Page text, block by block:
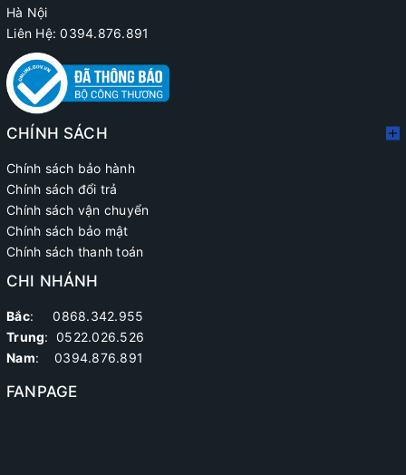
Hà Nội
Liên Hệ: 0394.876.891
CHÍNH SÁCH
Chính sách bảo hành
Chính sách đổi trả
Chính sách vận chuyển
Chính sách bảo mật
Chính sách thanh toán
CHI NHÁNH
Bắc: 0868.342.955
Trung: 0522.026.526
Nam: 0394.876.891
FANPAGE